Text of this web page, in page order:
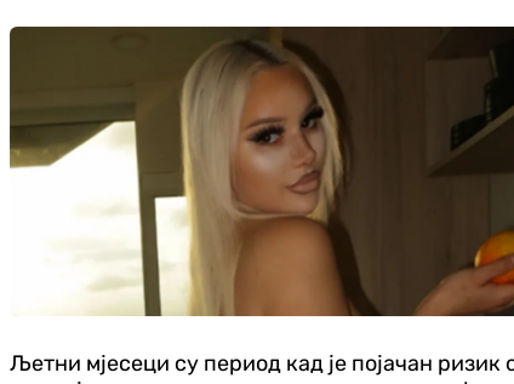
Љетни мјесеци су период кад је појачан